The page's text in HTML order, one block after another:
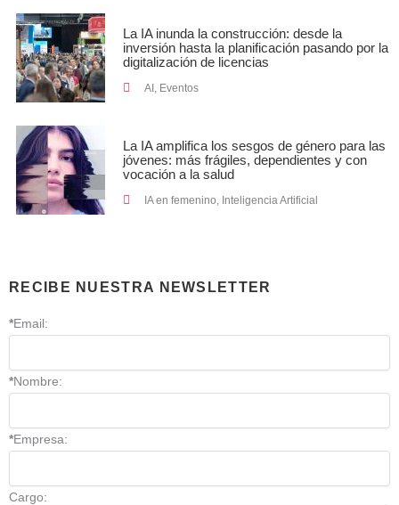
La IA inunda la construcción: desde la
inversión hasta la planificación pasando por la
digitalización de licencias
AI , Eventos
La IA amplifica los sesgos de género para las
jóvenes: más frágiles, dependientes y con
vocación a la salud
IA en femenino Inteligencia Artificial
RECIBE NUESTRA NEWSLETTER
*Email:
*Nombre:
*Empresa:
Cargo: